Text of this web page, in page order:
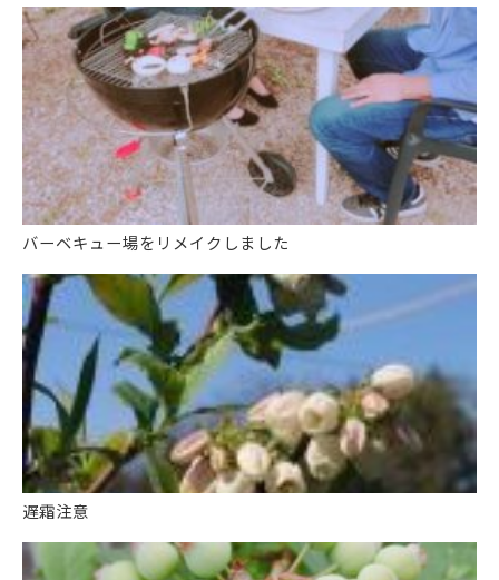
バーベキュー場をリメイクしました
遅霜注意